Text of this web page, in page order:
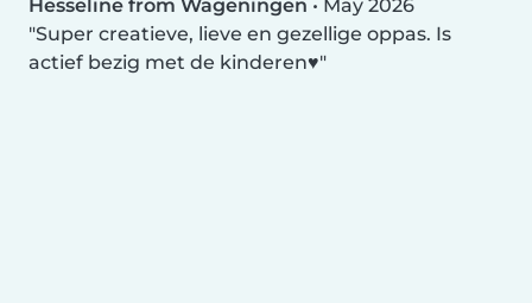
Hesseline from Wageningen • May 2026
Super creatieve, lieve en gezellige oppas. Is
actief bezig met de kinderen♥️